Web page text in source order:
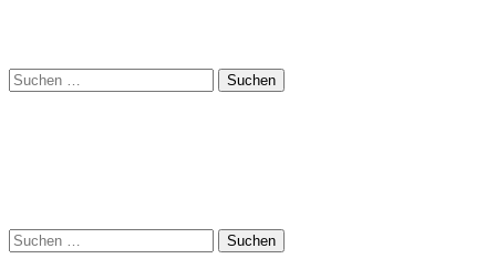
Suchen
nach:
Suchen
nach: